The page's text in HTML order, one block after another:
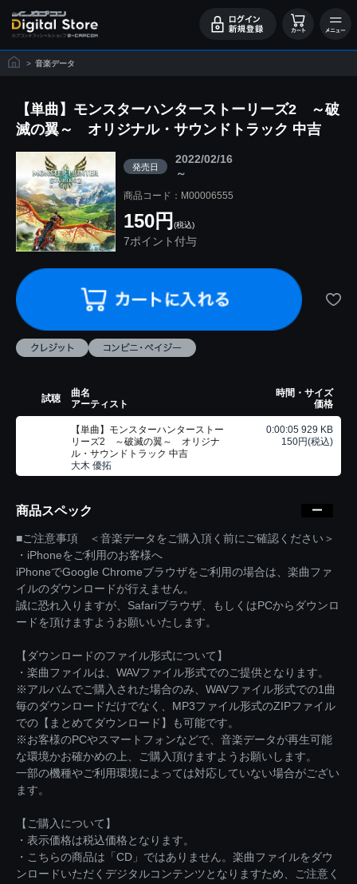
> 音楽データ
【単曲】モンスターハンターストーリーズ2 ～破
滅の翼～ オリジナル・サウンドトラック 中吉
発売日
2022/02/16
～
商品コード：M00006555
150円 (税込)
7ポイント付与
試聴
曲名
アーティスト
時間・サイズ
価格
【単曲】モンスターハンターストー
リーズ2 ～破滅の翼～ オリジナ
ル・サウンドトラック 中吉
大木 優拓
0:00:05 929 KB
150円(税込)
商品スペック
■ご注意事項 ＜音楽データをご購入頂く前にご確認ください＞
・iPhoneをご利用のお客様へ
iPhoneでGoogle Chromeブラウザをご利用の場合は、楽曲ファ
イルのダウンロードが行えません。
誠に恐れ入りますが、Safariブラウザ、もしくはPCからダウンロ
ードを頂けますようお願いいたします。
【ダウンロードのファイル形式について】
・楽曲ファイルは、WAVファイル形式でのご提供となります。
※アルバムでご購入された場合のみ、WAVファイル形式での1曲
毎のダウンロードだけでなく、MP3ファイル形式のZIPファイル
での【まとめてダウンロード】も可能です。
※お客様のPCやスマートフォンなどで、音楽データが再生可能
な環境かお確かめの上、ご購入頂けますようお願いします。
一部の機種やご利用環境によっては対応していない場合がござい
ます。
【ご購入について】
・表示価格は税込価格となります。
・こちらの商品は「CD」ではありません。楽曲ファイルをダウ
ンロードいただくデジタルコンテンツとなりますため、ご注意く